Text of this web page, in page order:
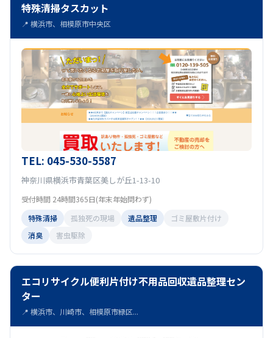
特殊清掃タスカット
📍 横浜市、相模原市中央区
TEL: 045-530-5587
神奈川県横浜市青葉区美しが丘1-13-10
受付時間 24時間365日(年末年始問わず)
特殊清掃
孤独死の現場 遺品整理
ゴミ屋敷片付け
消臭
害虫駆除
エコリサイクル便利片付け不用品回収遺品整理セン
ター
📍 横浜市、川崎市、相模原市緑区...